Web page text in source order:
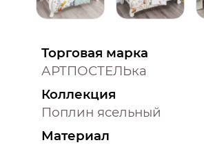
Торговая марка
АРТПОСТЕЛЬка
Коллекция
Поплин ясельный
Материал